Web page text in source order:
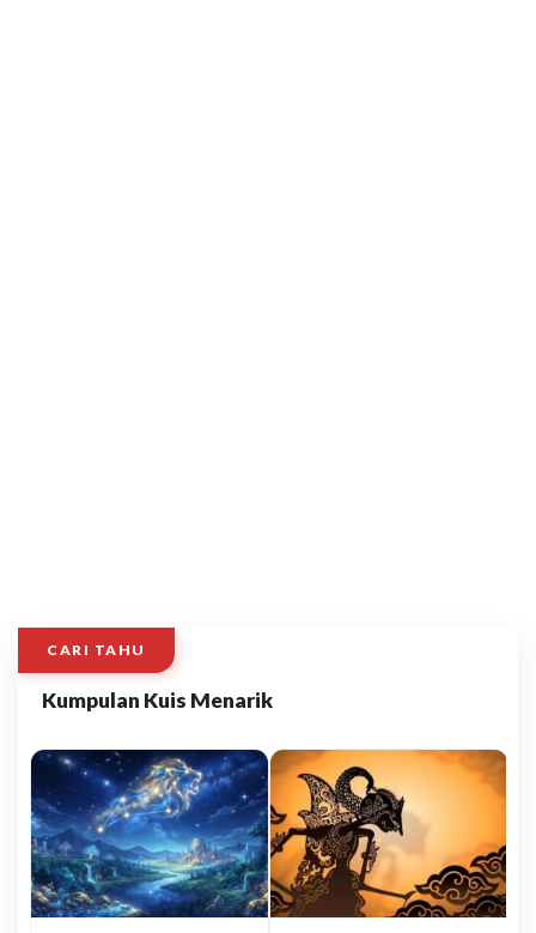
CARI TAHU
Kumpulan Kuis Menarik